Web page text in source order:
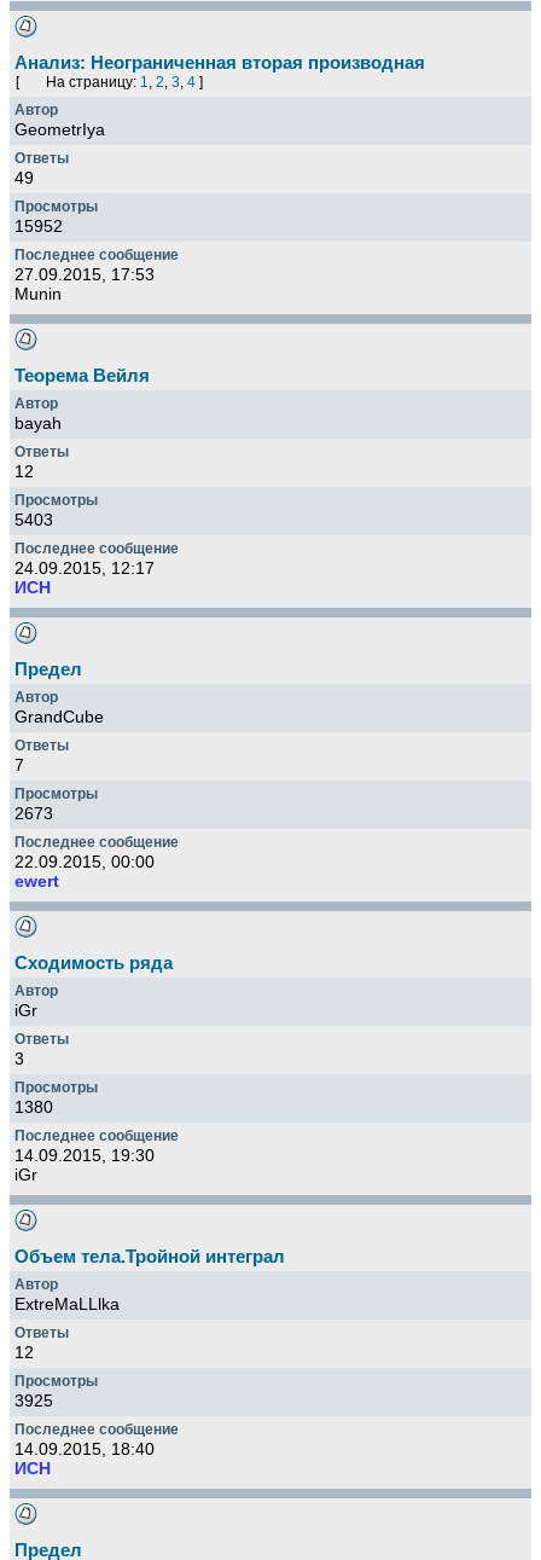
Анализ: Неограниченная вторая производная
[ На страницу: 1, 2, 3, 4]
GeometrIya
49
15952
27.09.2015, 17:53
Munin
Теорема Вейля
bayah
12
5403
24.09.2015, 12:17
ИСН
Предел
GrandCube
7
2673
22.09.2015, 00:00
ewert
Сходимость ряда
iGr
3
1380
14.09.2015, 19:30
iGr
Объем тела.Тройной интеграл
ExtreMaLLlka
12
3925
14.09.2015, 18:40
ИСН
Предел